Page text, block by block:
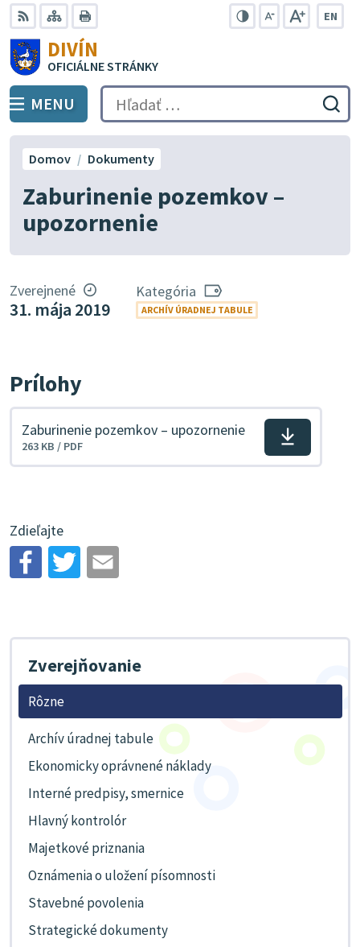
Preskočiť
na
obsah
RSS Mapa
EN
DIVÍN
OFICIÁLNE STRÁNKY
PREPNÚŤ
MENU Hľadať:
Zaburinenie pozemkov –
upozornenie
Domov Dokumenty
Zverejnené
31. mája 2019
Kategória
ARCHÍV ÚRADNEJ TABULE
Prílohy
Stiahnuť
Zaburinenie pozemkov – upozornenie
263 KB / PDF
Zdieľajte
Zverejňovanie
Rôzne
Archív úradnej tabule
Ekonomicky oprávnené náklady
Interné predpisy, smernice
Hlavný kontrolór
Majetkové priznania
Oznámenia o uložení písomnosti
Stavebné povolenia
Strategické dokumenty